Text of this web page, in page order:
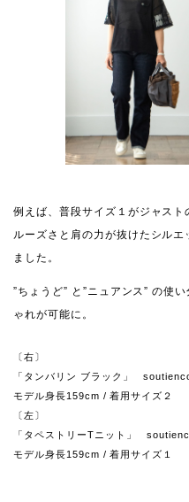
例えば、普段サイズ１がジャス
ルーズさと肩の力が抜けたシル
ました。
”ちょうど” と”ニュアンス” の使
ゃれが可能に。
〔右〕
「タンバリン ブラック」
モデル身長159cm / 着用サイズ２
〔左〕
「タペストリーTニット」
モデル身長159cm / 着用サイズ１